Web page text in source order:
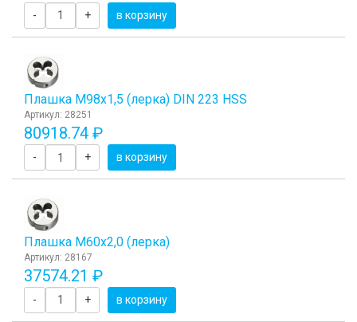
- + в корзину
Плашка М98x1,5 (лерка) DIN 223 HSS
Артикул: 28251
80918.74 ₽
- + в корзину
Плашка М60x2,0 (лерка)
Артикул: 28167
37574.21 ₽
- + в корзину